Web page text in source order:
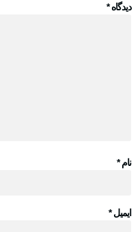
دیدگاه*
نام*
ایمیل*